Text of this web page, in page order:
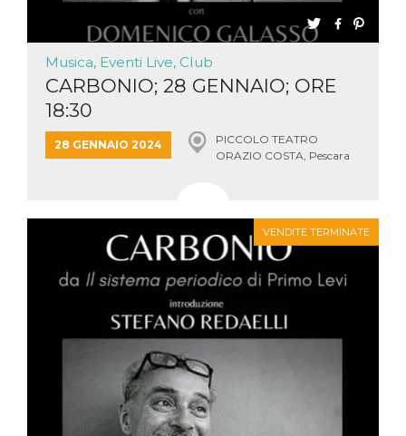
Musica, Eventi Live, Club
CARBONIO; 28 GENNAIO; ORE
18:30
28 GENNAIO 2024
PICCOLO TEATRO
ORAZIO COSTA, Pescara
VENDITE TERMINATE